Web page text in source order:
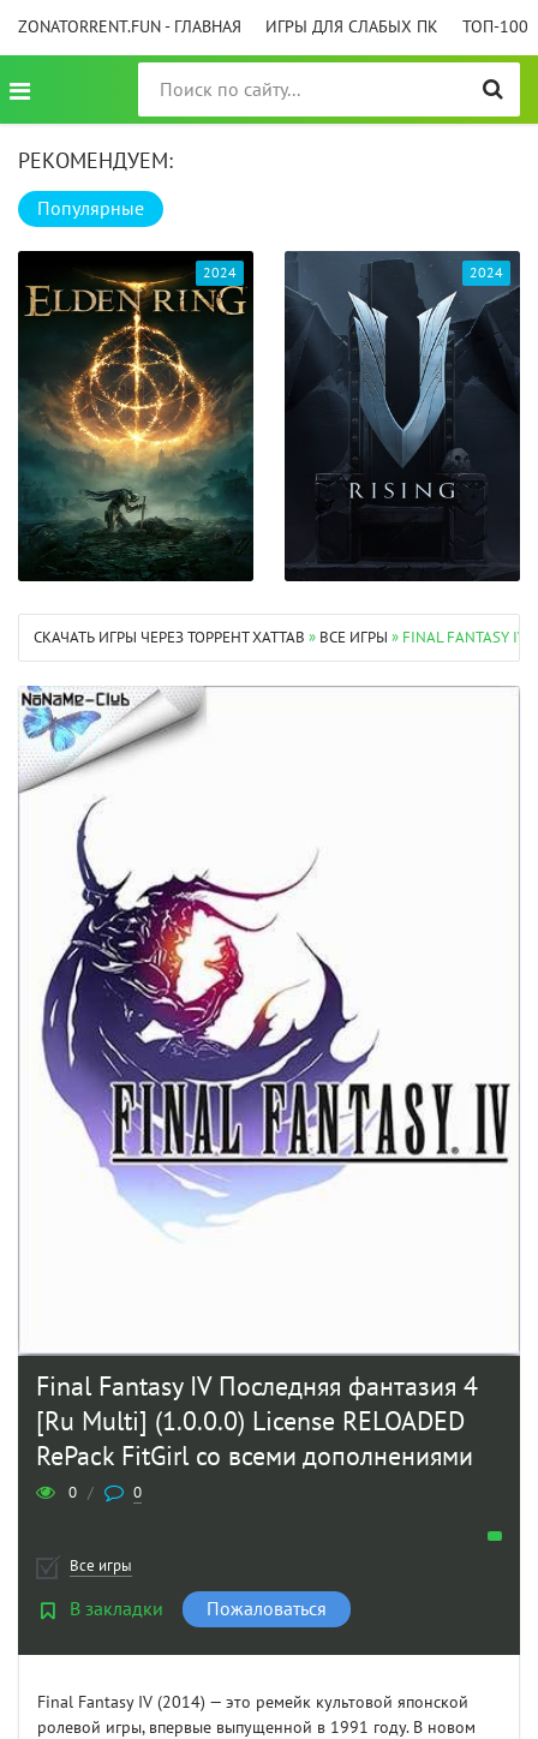
ZONATORRENT.FUN - ГЛАВНАЯ ИГРЫ ДЛЯ СЛАБЫХ ПК ТОП-100
РЕКОМЕНДУЕМ:
Популярные
2024 2024
СКАЧАТЬ ИГРЫ ЧЕРЕЗ ТОРРЕНТ XATTAB » ВСЕ ИГРЫ » FINAL FANTASY
Final Fantasy IV Последняя фантазия 4
[Ru Multi] (1.0.0.0) License RELOADED
RePack FitGirl со всеми дополнениями
0 / 0
Все игры
В закладки Пожаловаться
Final Fantasy IV (2014) — это ремейк культовой японской
ролевой игры, впервые выпущенной в 1991 году. В новом